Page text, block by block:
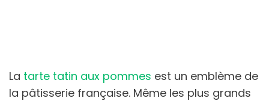
La tarte tatin aux pommes est un emblème de
la pâtisserie française. Même les plus grands